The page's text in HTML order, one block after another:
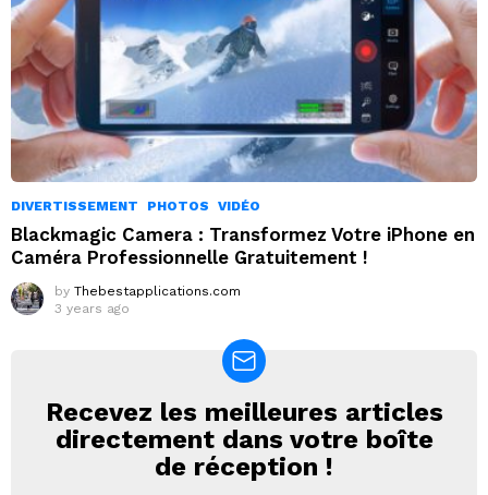
DIVERTISSEMENT PHOTOS VIDÉO
Blackmagic Camera : Transformez Votre iPhone en
Caméra Professionnelle Gratuitement !
by Thebestapplications.com
3 years ago
NEWSLETTER
Recevez les meilleures articles
directement dans votre boîte
de réception !